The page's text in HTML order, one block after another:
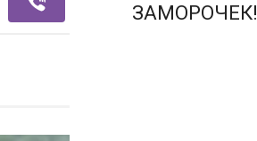
ЗАМОРОЧЕК!